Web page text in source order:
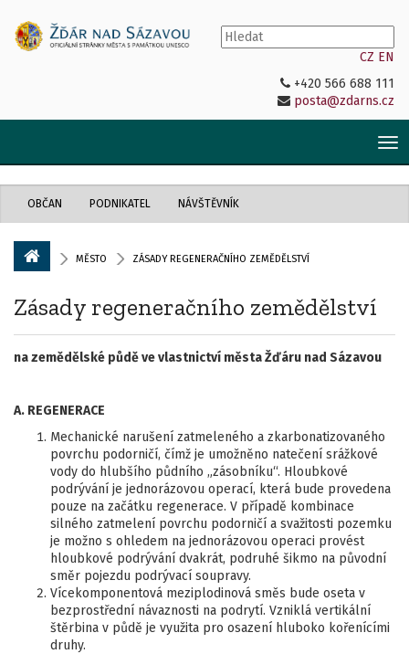
CZ EN
+420 566 688 111
posta@zdarns.cz
OBČAN PODNIKATEL NÁVŠTĚVNÍK
MĚSTO ZÁSADY REGENERAČNÍHO ZEMĚDĚLSTVÍ
Zásady regeneračního zemědělství
na zemědělské půdě ve vlastnictví města Žďáru nad Sázavou
A. REGENERACE
Mechanické narušení zatmeleného a zkarbonatizovaného
povrchu podorničí, čímž je umožněno natečení srážkové
vody do hlubšího půdního „zásobníku“. Hloubkové
podrývání je jednorázovou operací, která bude provedena
pouze na začátku regenerace. V případě kombinace
silného zatmelení povrchu podorničí a svažitosti pozemku
je možno s ohledem na jednorázovou operaci provést
hloubkové podrývání dvakrát, podruhé šikmo na původní
směr pojezdu podrývací soupravy.
Vícekomponentová meziplodinová směs bude oseta v
bezprostřední návaznosti na podrytí. Vzniklá vertikální
štěrbina v půdě je využita pro osazení hluboko kořenícími
druhy.